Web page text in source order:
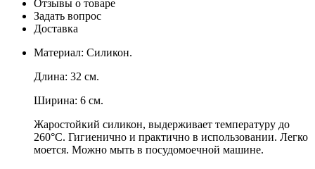
Отзывы о товаре
Задать вопрос
Доставка
Материал: Силикон.
Длина: 32 см.
Ширина: 6 см.
Жаростойкий силикон, выдерживает температуру до
260°C. Гигиенично и практично в использовании. Легко
моется. Можно мыть в посудомоечной машине.